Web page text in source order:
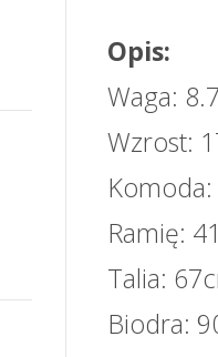
Opis:
Waga:
Wzrost:
Ramię:
Talia:
Biodra: